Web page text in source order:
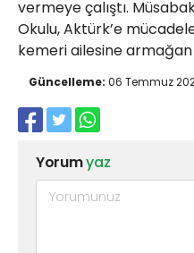
vermeye çalıştı.
Okulu, Aktürk’e
kemeri ailesine
Güncelleme: 06 Temmuz
Yorumyaz